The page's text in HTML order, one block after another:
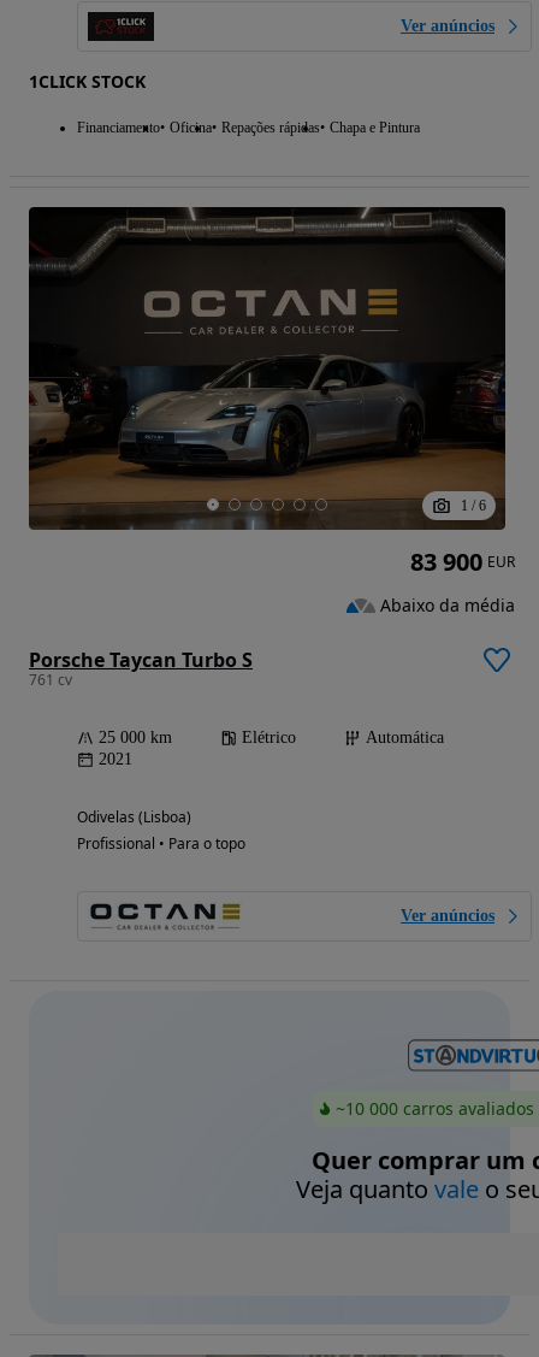
Ver anúncios
1CLICK STOCK
Financiamento Oficina Repações rápidas Chapa e Pintura
1 / 6
Porsche Taycan Turbo S
761 cv
25 000 km Elétrico
Automática
2021
Odivelas (Lisboa)
Profissional • Para o topo
Ver anúncios
83 900 EUR
Abaixo da média
~10 000 carros
Quer comprar um
Veja quanto valeo